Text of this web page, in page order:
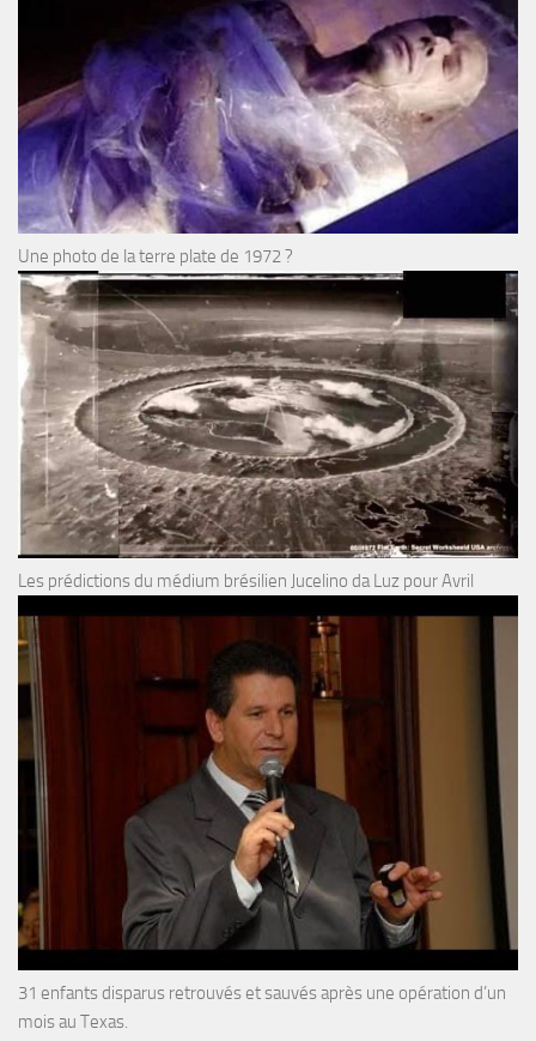
Une photo de la terre plate de 1972 ?
Les prédictions du médium brésilien Jucelino da Luz pour Avril
31 enfants disparus retrouvés et sauvés après une opération d’un
mois au Texas.